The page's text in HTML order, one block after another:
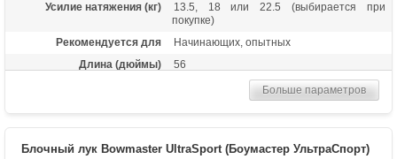
Усилие натяжения (кг)
13.5, 18 или 22.5 (выбирается при
покупке)
Рекомендуется для
Начинающих, опытных
Длина (дюймы)
56
Лук, пластиковая полочка, тетива В50,
шестигранники
Материалы изделия
Рукоятка - алюминий, плечи - дерево с
Больше параметров
Блочный лук Bowmaster UltraSport (Боумастер УльтраСпорт)